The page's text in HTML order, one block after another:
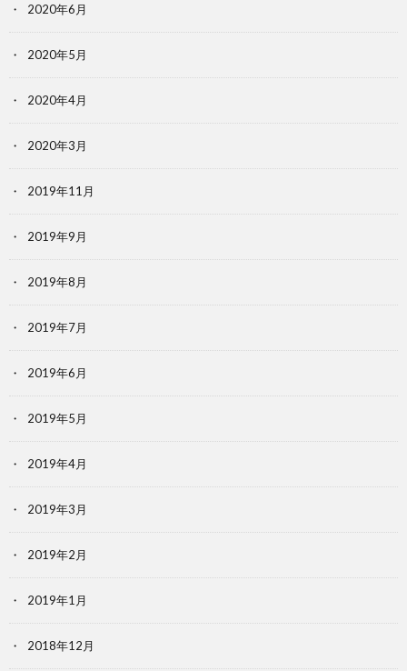
2020年6月
2020年5月
2020年4月
2020年3月
2019年11月
2019年9月
2019年8月
2019年7月
2019年6月
2019年5月
2019年4月
2019年3月
2019年2月
2019年1月
2018年12月